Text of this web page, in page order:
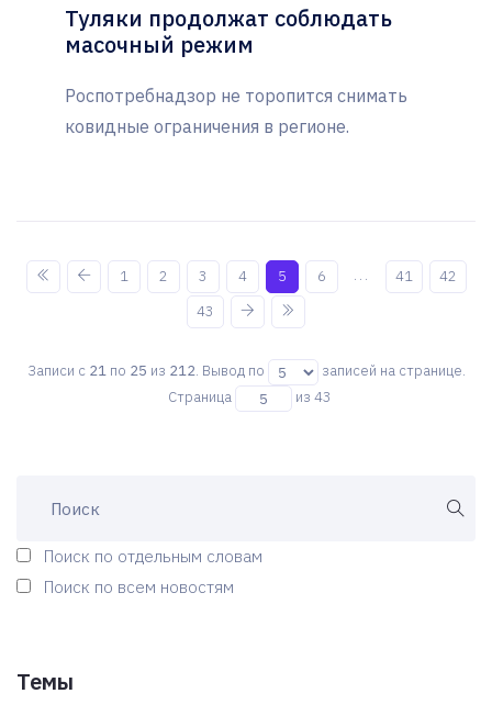
Туляки продолжат соблюдать
масочный режим
Роспотребнадзор не торопится снимать
ковидные ограничения в регионе.
1 2 3 4 5 6 ... 41
42
43
Записи с 21по 25 из 212. Вывод по
записей на странице.
Страница
из 43
Поиск по отдельным словам
Поиск по всем новостям
Темы